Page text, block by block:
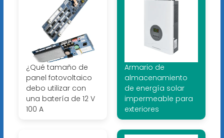
¿Qué tamaño de
panel fotovoltaico
debo utilizar con
una batería de 12 V
100 A
Armario de
almacenamiento
de energía solar
impermeable para
exteriores